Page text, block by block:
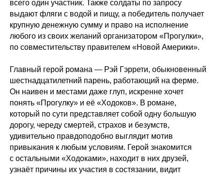
всего один участник. Также солдаты по запросу
выдают фляги с водой и пищу, а победитель получает
крупную денежную сумму и право на исполнение
любого из своих желаний организатором «Прогулки»,
по совместительству правителем «Новой Америки».
Главный герой романа — Рэй Гэррети, обыкновенный
шестнадцатилетний парень, работающий на ферме.
Он наивен и местами даже глуп, искренне хочет
понять «Прогулку» и её «Ходоков». В романе,
который по сути представляет собой одну большую
дорогу, череду смертей, страхов и безумств,
удивительно правдоподобно выглядит мотив
привыкания к любым условиям. Герой знакомится
с остальными «Ходоками», находит в них друзей,
узнаёт причины их участия в состязании, видит